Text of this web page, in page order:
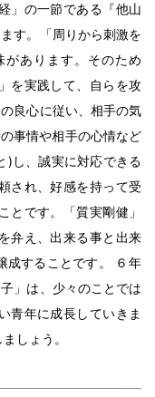
」の一節である『他山
す。「周りから刺激を
あります。そのため
を実践して、自らを攻
良心に従い、相手の気
事情や相手の心情など
)し、誠実に対応できる
され、好感を持って受
とです。「質実剛健」
弁え、出来る事と出来
ることです。 ６年
」は、少々のことでは
青年に成長していきま
しょう。